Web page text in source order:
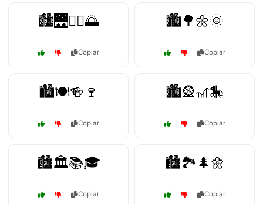
🏙️🌉🚴‍♂️🌅
Copiar
🏙️🌳🌼🌞
Copiar
🏙️🍽️🍻🍷
Copiar
🏙️🎡🎢🎠
Copiar
🏙️🏛️📚🎓
Copiar
🏙️🏞️🌲🌼
Copiar